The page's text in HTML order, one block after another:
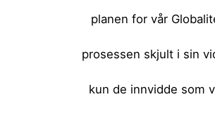
planen for vår
prosessen skjult i sin
kun de innvidde som